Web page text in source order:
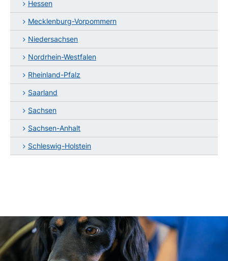
Hessen
Mecklenburg-Vorpommern
Niedersachsen
Nordrhein-Westfalen
Rheinland-Pfalz
Saarland
Sachsen
Sachsen-Anhalt
Schleswig-Holstein